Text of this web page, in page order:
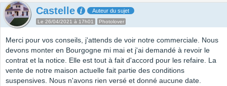
Castelle Auteur du sujet
Le 26/04/2021 à 17h01 Photolover
Merci pour vos conseils, j'attends de voir notre commerciale. Nous
devons monter en Bourgogne mi mai et j'ai demandé à revoir le
contrat et la notice. Elle est tout à fait d'accord pour les refaire. La
vente de notre maison actuelle fait partie des conditions
suspensives. Nous n'avons rien versé et donné aucune date.